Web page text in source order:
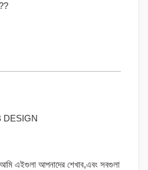
DESIGN
আপনাদের শেখাব,এবং সবগুলা